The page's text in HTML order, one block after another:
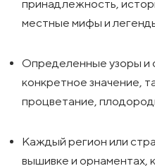
принадлежность,
местные мифы и
Определенные узоры и
конкретное значение,
процветание,
Каждый регион или
вышивке и орнаментах,